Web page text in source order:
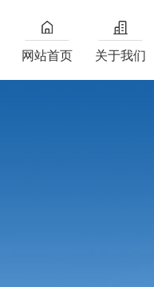
网站首页 关于我们